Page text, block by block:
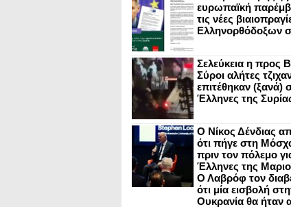
ευρωπαϊκή
τις νέες
Ελληνορθόδοξων
Σελεύκεια η προς
Σύροι αλήτες
επιτέθηκαν (ξανά)
Έλληνες της
Ο Νίκος Δένδιας
ότι πήγε στη
πριν τον πόλεμο
Έλληνες της
Ο Λαβρόφ τον
ότι μία εισβολή
Ουκρανία θα ήταν